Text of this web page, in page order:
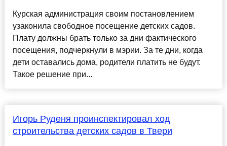
Курская администрация своим постановлением
узаконила свободное посещение детских садов.
Плату должны брать только за дни фактического
посещения, подчеркнули в мэрии. За те дни, когда
дети оставались дома, родители платить не будут.
Такое решение при...
Игорь Руденя проинспектировал ход
строительства детских садов в Твери